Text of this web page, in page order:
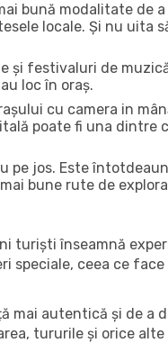
bună modalitate de
locale. Și nu uita
și festivaluri de
loc în oraș.
cu camera in
poate fi una dintre
pe jos. Este
bune rute de
turiști înseamnă
speciale, ceea ce
mai autentică și de a
tururile și orice